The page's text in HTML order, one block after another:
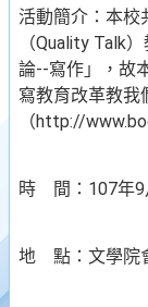
活動簡介：本校
（Quality Talk
論--寫作」，故
寫教育改革教我
（http://
時 間：107年9
地 點：文學院